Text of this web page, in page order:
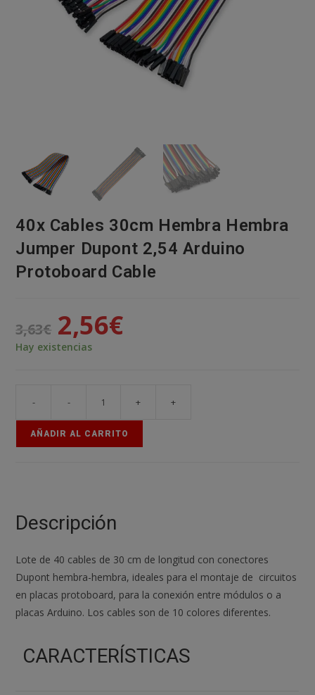
40x Cables 30cm Hembra Hembra
Jumper Dupont 2,54 Arduino
Protoboard Cable
3,63€
El
precio
original
era:
2,56€El
Hay existencias
- - + +
AÑADIR AL CARRITO
Descripción
Lote de 40 cables de 30 cm de longitud con conectores
Dupont hembra-hembra, ideales para el montaje de circuitos
en placas protoboard, para la conexión entre módulos o a
placas Arduino. Los cables son de 10 colores diferentes.
CARACTERÍSTICAS